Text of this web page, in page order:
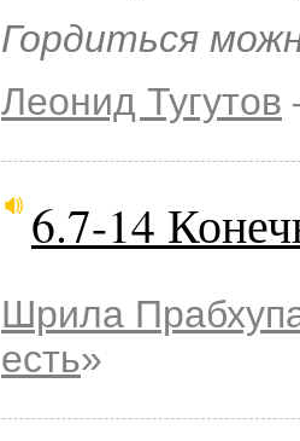
Гордиться
Леонид Тугутов
6.7-14
Шрила
есть»